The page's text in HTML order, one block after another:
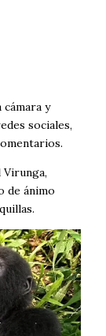
y
sociales,
Virunga,
de ánimo